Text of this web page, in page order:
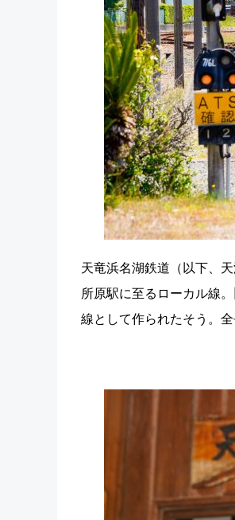
天竜浜名湖鉄道（以下、
所原駅に至るローカル線
線として作られたそう。